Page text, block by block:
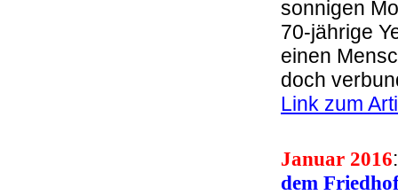
sonnigen
70-jährige
einen
doch
Link zum
Januar 2016
dem